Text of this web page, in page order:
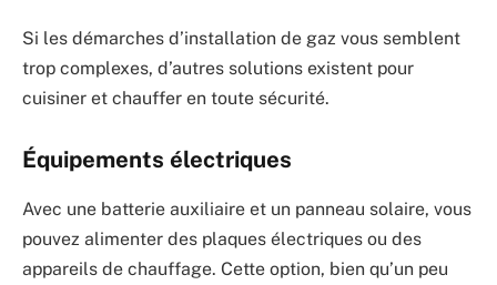
Si les démarches d’installation de gaz vous semblent
trop complexes, d’autres solutions existent pour
cuisiner et chauffer en toute sécurité.
Équipements électriques
Avec une batterie auxiliaire et un panneau solaire, vous
pouvez alimenter des plaques électriques ou des
appareils de chauffage. Cette option, bien qu’un peu